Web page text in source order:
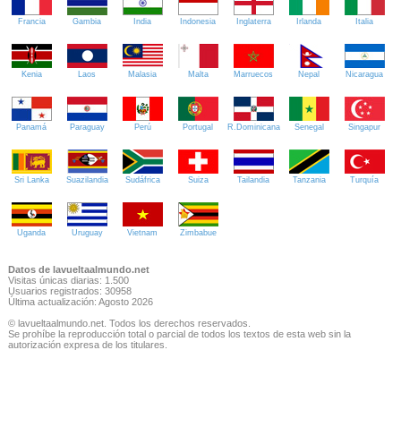
Francia Gambia India Indonesia Inglaterra Irlanda Italia
Kenia Laos Malasia Malta Marruecos Nepal Nicaragua
Panamá Paraguay Perú Portugal R.Dominicana Senegal Singapur
Sri Lanka Suazilandia Sudáfrica Suiza Tailandia Tanzania Turquía
Uganda Uruguay Vietnam Zimbabue
Datos de lavueltaalmundo.net
Visitas únicas diarias: 1.500
Usuarios registrados: 30958
Última actualización: Agosto 2026
© lavueltaalmundo.net. Todos los derechos reservados.
Se prohíbe la reproducción total o parcial de todos los textos de esta web sin la
autorización expresa de los titulares.